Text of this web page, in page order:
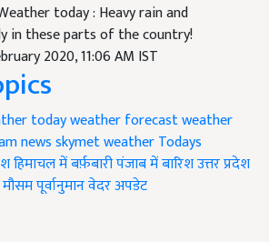
today : Heavy rain and
in these parts of the country!
2020, 11:06 AM IST
todayweather forecastweather
newsskymet weatherTodays
हिमाचल में बर्फ़बारीपंजाब में बारिशउत्तर प्रदेश
मौसम पूर्वानुमानवेदर अपडेट